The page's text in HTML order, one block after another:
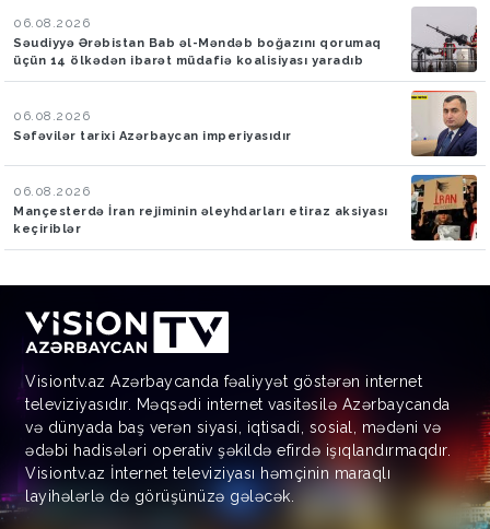
06.08.2026
Səudiyyə Ərəbistan Bab əl-Məndəb boğazını qorumaq
üçün 14 ölkədən ibarət müdafiə koalisiyası yaradıb
06.08.2026
Səfəvilər tarixi Azərbaycan imperiyasıdır
06.08.2026
Mançesterdə İran rejiminin əleyhdarları etiraz aksiyası
keçiriblər
Visiontv.az Azərbaycanda fəaliyyət göstərən internet
televiziyasıdır. Məqsədi internet vasitəsilə Azərbaycanda
və dünyada baş verən siyasi, iqtisadi, sosial, mədəni və
ədəbi hadisələri operativ şəkildə efirdə işıqlandırmaqdır.
Visiontv.az İnternet televiziyası həmçinin maraqlı
layihələrlə də görüşünüzə gələcək.